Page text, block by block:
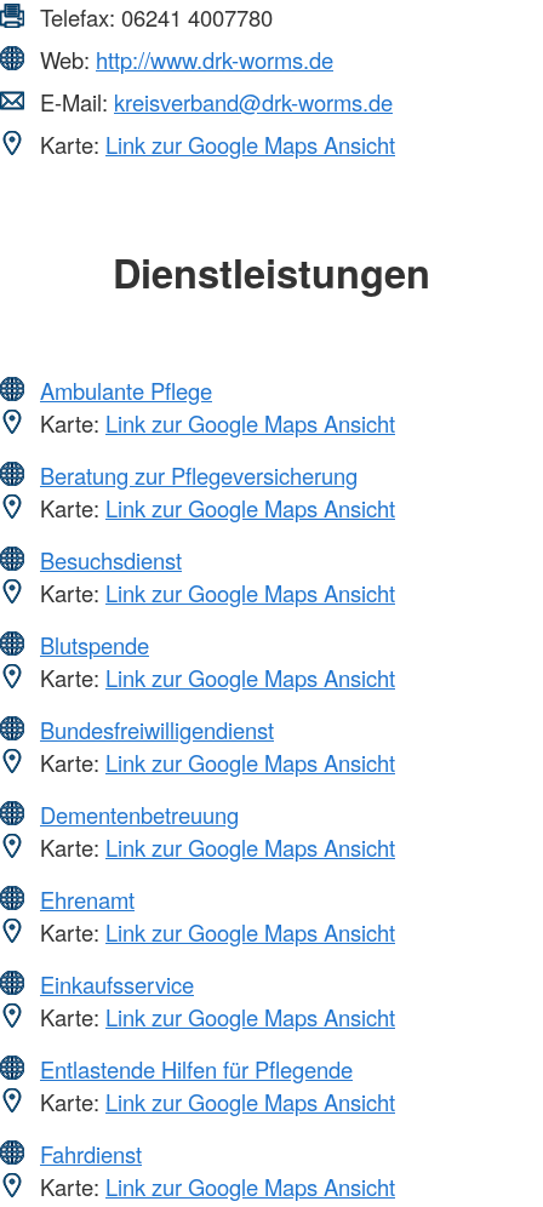
Telefax: 06241 4007780
Web: http://www.drk-worms.de
E-Mail: kreisverband@drk-worms.de
Karte: Link zur Google Maps Ansicht
Dienstleistungen
Ambulante Pflege
Karte: Link zur Google Maps Ansicht
Beratung zur Pflegeversicherung
Karte: Link zur Google Maps Ansicht
Besuchsdienst
Karte: Link zur Google Maps Ansicht
Blutspende
Karte: Link zur Google Maps Ansicht
Bundesfreiwilligendienst
Karte: Link zur Google Maps Ansicht
Dementenbetreuung
Karte: Link zur Google Maps Ansicht
Ehrenamt
Karte: Link zur Google Maps Ansicht
Einkaufsservice
Karte: Link zur Google Maps Ansicht
Entlastende Hilfen für Pflegende
Karte: Link zur Google Maps Ansicht
Fahrdienst
Karte: Link zur Google Maps Ansicht